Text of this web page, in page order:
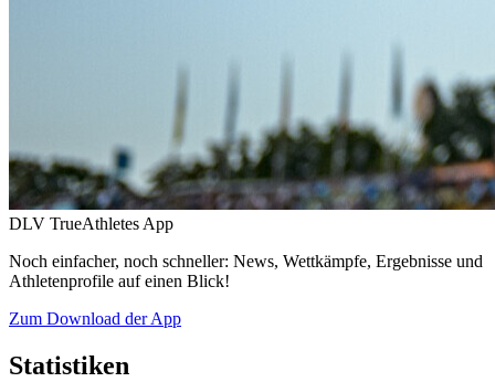
DLV TrueAthletes App
Noch einfacher, noch schneller: News, Wettkämpfe, Ergebnisse und
Athletenprofile auf einen Blick!
Zum Download der App
Statistiken